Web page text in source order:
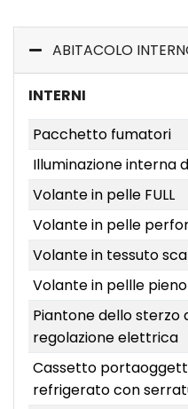
ABITACOLO
INTERNI
Pacchetto fumatori
Illuminazione interna
Volante in pelle FULL
Volante in pelle
Volante in tessuto
Volante in pellle
Piantone dello sterzo
regolazione elettrica
Cassetto
refrigerato con